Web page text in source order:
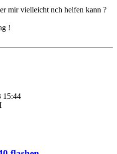
mir vielleicht nch helfen kann ?
!
15:44